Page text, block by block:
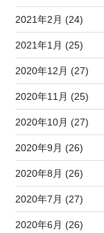
2021年2月 (24)
2021年1月 (25)
2020年12月 (27)
2020年11月 (25)
2020年10月 (27)
2020年9月 (26)
2020年8月 (26)
2020年7月 (27)
2020年6月 (26)